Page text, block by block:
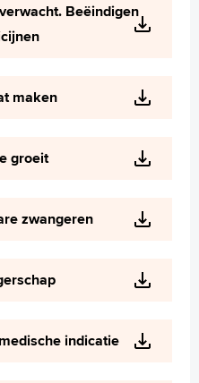
Beëindigen
maken
groeit
zwangeren
indicatie